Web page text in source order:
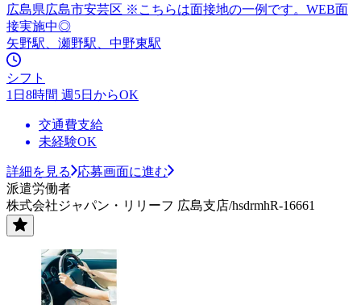
広島県広島市安芸区 ※こちらは面接地の一例です。WEB面
接実施中◎
矢野駅、瀬野駅、中野東駅
シフト
1日8時間 週5日からOK
交通費支給
未経験OK
詳細を見る
応募画面に進む
派遣労働者
株式会社ジャパン・リリーフ 広島支店/hsdrmhR-16661